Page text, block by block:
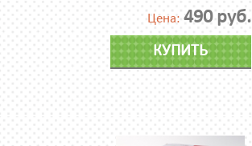
Цена: 490 руб.
КУПИТЬ